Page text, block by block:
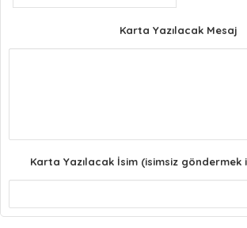
Karta Yazılacak Mesaj
Karta Yazılacak İsim (isimsiz göndermek